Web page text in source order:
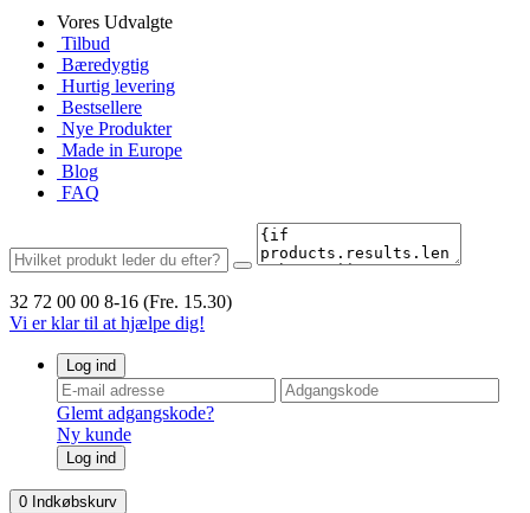
Vores Udvalgte
Tilbud
Bæredygtig
Hurtig levering
Bestsellere
Nye Produkter
Made in Europe
Blog
FAQ
32 72 00 00 8-16 (Fre. 15.30)
Vi er klar til at hjælpe dig!
Log ind
Glemt adgangskode?
Ny kunde
Log ind
0 Indkøbskurv